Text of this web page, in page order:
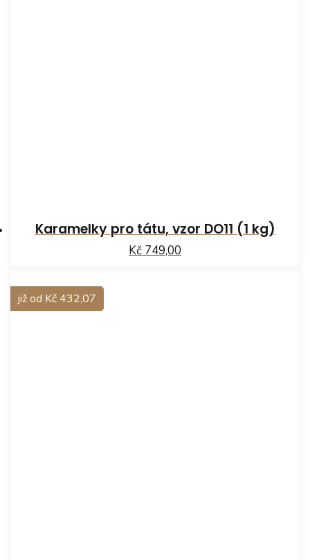
Karamelky pro tátu, vzor DO11 (1 kg)
Kč 749,00
již od Kč 432,07